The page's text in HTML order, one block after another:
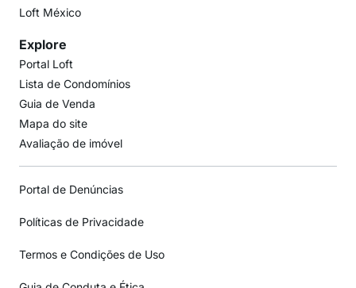
Loft México
Explore
Portal Loft
Lista de Condomínios
Guia de Venda
Mapa do site
Avaliação de imóvel
Portal de Denúncias
Políticas de Privacidade
Termos e Condições de Uso